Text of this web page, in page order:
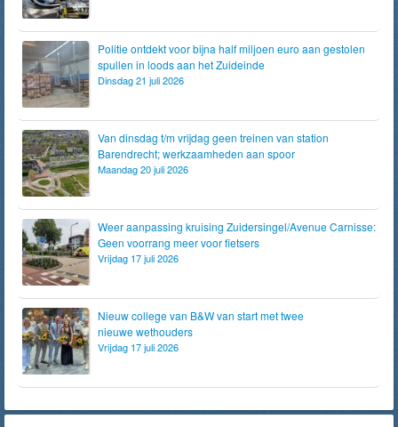
Politie ontdekt voor bijna half miljoen euro aan gestolen
spullen in loods aan het Zuideinde
Dinsdag 21 juli 2026
Van dinsdag t/m vrijdag geen treinen van station
Barendrecht; werkzaamheden aan spoor
Maandag 20 juli 2026
Weer aanpassing kruising Zuidersingel/Avenue Carnisse:
Geen voorrang meer voor fietsers
Vrijdag 17 juli 2026
Nieuw college van B&W van start met twee
nieuwe wethouders
Vrijdag 17 juli 2026